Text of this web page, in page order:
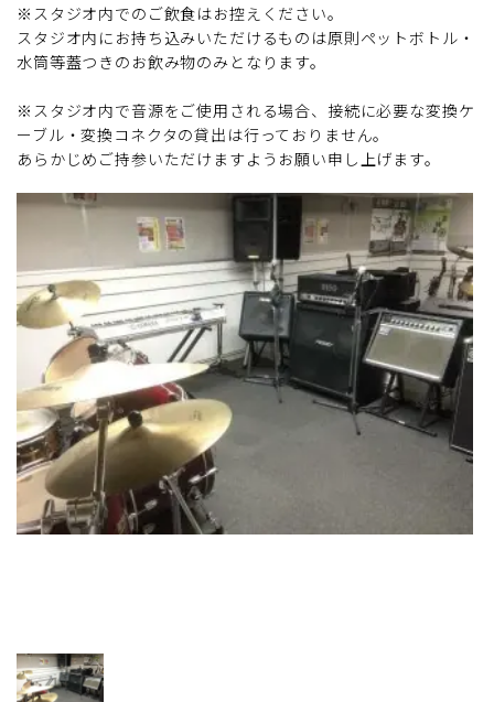
※スタジオ内でのご飲食はお控えください。
スタジオ内にお持ち込みいただけるものは原則ペットボトル・
水筒等蓋つきのお飲み物のみとなります。
※スタジオ内で音源をご使用される場合、接続に必要な変換ケ
ーブル・変換コネクタの貸出は行っておりません。
あらかじめご持参いただけますようお願い申し上げます。